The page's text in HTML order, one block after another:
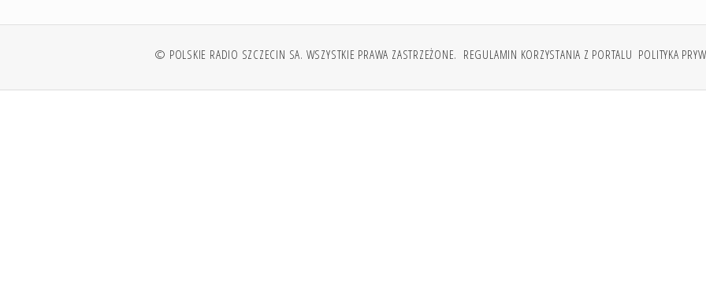
© POLSKIE RADIO SZCZECIN SA. WSZYSTKIE PRAWA ZASTRZEŻONE. REGULAMIN KORZYSTANIA Z PORTALU POLITYKA